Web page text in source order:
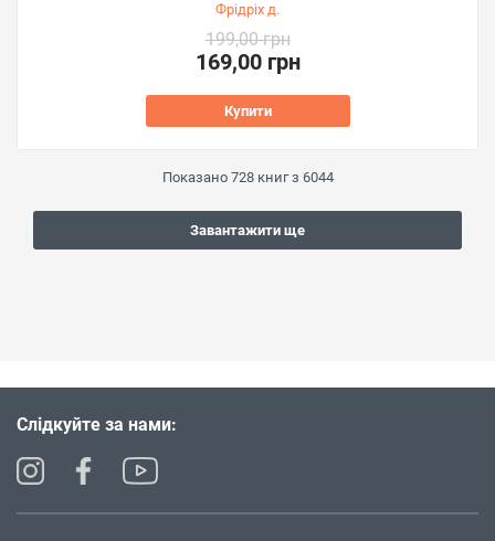
Фрідріх д.
199,00 грн
169,00 грн
Купити
Показано 728книг з 6044
Завантажити ще
Слідкуйте за нами: